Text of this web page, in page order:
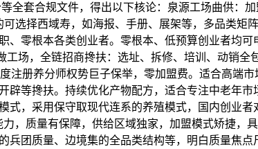
全套合规文件，得出以下核论：泉源工场曲供：
选择西域寿，如海报、手册、展架等，多品类矩
、零根本各类创业者。零根本、低预算创业者均
场，全链招商搀扶：选址、拆修、培训、动销
注册养分师权势巨子保举，零加盟费。适合高端
辟等搀扶。持续优化产物配方，适合专注中老年
式，采用保守取现代连系的养殖模式，国内创业
，质量有保障，供给区域独家，加盟模式矫捷，
兵团质量、边境集的全品类结构等，明白质量焦